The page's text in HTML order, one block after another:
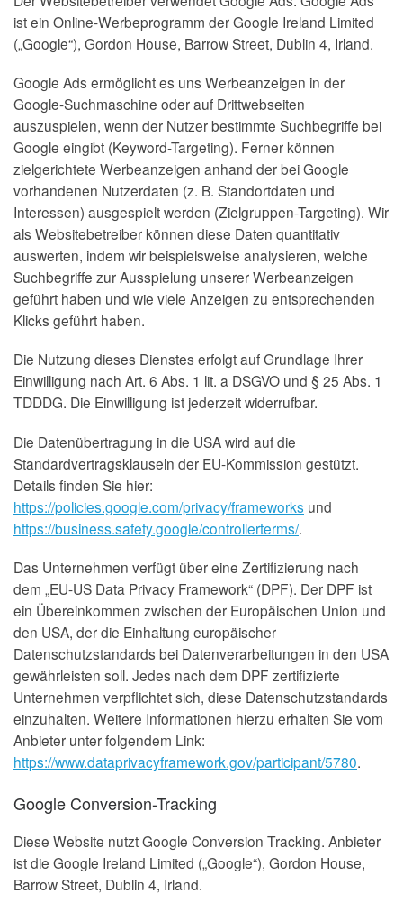
ist ein Online-Werbeprogramm der Google Ireland Limited
(„Google“), Gordon House, Barrow Street, Dublin 4, Irland.
Google Ads ermöglicht es uns Werbeanzeigen in der
Google-Suchmaschine oder auf Drittwebseiten
auszuspielen, wenn der Nutzer bestimmte Suchbegriffe bei
Google eingibt (Keyword-Targeting). Ferner können
zielgerichtete Werbeanzeigen anhand der bei Google
vorhandenen Nutzerdaten (z. B. Standortdaten und
Interessen) ausgespielt werden (Zielgruppen-Targeting). Wir
als Websitebetreiber können diese Daten quantitativ
auswerten, indem wir beispielsweise analysieren, welche
Suchbegriffe zur Ausspielung unserer Werbeanzeigen
geführt haben und wie viele Anzeigen zu entsprechenden
Klicks geführt haben.
Die Nutzung dieses Dienstes erfolgt auf Grundlage Ihrer
Einwilligung nach Art. 6 Abs. 1 lit. a DSGVO und § 25 Abs. 1
TDDDG. Die Einwilligung ist jederzeit widerrufbar.
Die Datenübertragung in die USA wird auf die
Standardvertragsklauseln der EU-Kommission gestützt.
Details finden Sie hier:
https://policies.google.com/privacy/frameworks und
https://business.safety.google/controllerterms/.
Das Unternehmen verfügt über eine Zertifizierung nach
dem „EU-US Data Privacy Framework“ (DPF). Der DPF ist
ein Übereinkommen zwischen der Europäischen Union und
den USA, der die Einhaltung europäischer
Datenschutzstandards bei Datenverarbeitungen in den USA
gewährleisten soll. Jedes nach dem DPF zertifizierte
Unternehmen verpflichtet sich, diese Datenschutzstandards
einzuhalten. Weitere Informationen hierzu erhalten Sie vom
Anbieter unter folgendem Link:
https://www.dataprivacyframework.gov/participant/5780.
Google Conversion-Tracking
Diese Website nutzt Google Conversion Tracking. Anbieter
ist die Google Ireland Limited („Google“), Gordon House,
Barrow Street, Dublin 4, Irland.